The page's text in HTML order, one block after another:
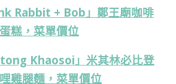
Rabbit + Bob」鄭王廟咖啡
糕，菜單價位
Khaosoi」米其林必比登
雞腿麵，菜單價位